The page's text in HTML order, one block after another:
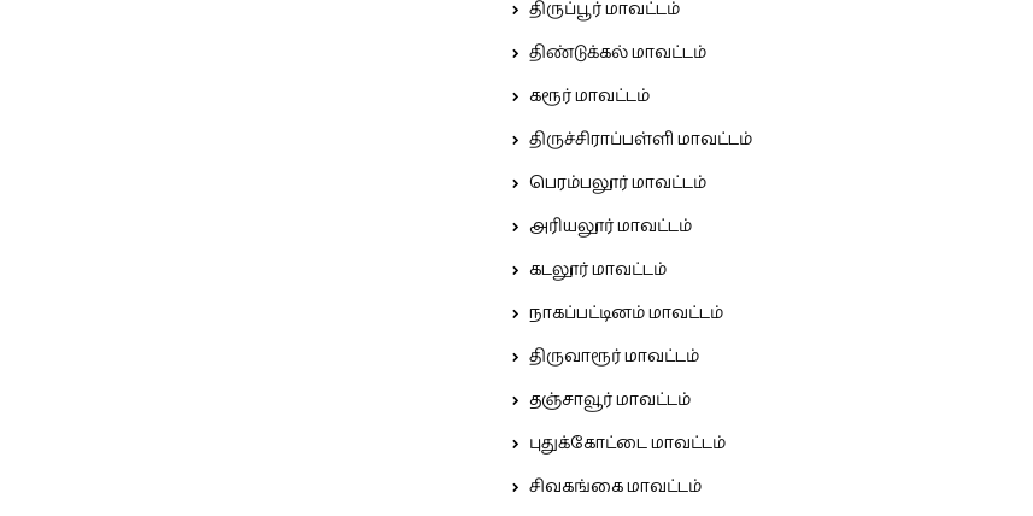
திருப்பூர் மாவட்டம்
திண்டுக்கல் மாவட்டம்
கரூர் மாவட்டம்
திருச்சிராப்பள்ளி மாவட்டம்
பெரம்பலூர் மாவட்டம்
அரியலூர் மாவட்டம்
கடலூர் மாவட்டம்
நாகப்பட்டினம் மாவட்டம்
திருவாரூர் மாவட்டம்
தஞ்சாவூர் மாவட்டம்
புதுக்கோட்டை மாவட்டம்
சிவகங்கை மாவட்டம்